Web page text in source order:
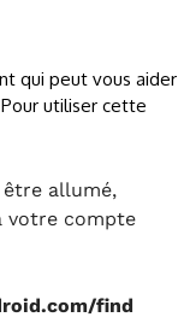
qui peut vous aider
utiliser cette
allumé,
votre compte
find